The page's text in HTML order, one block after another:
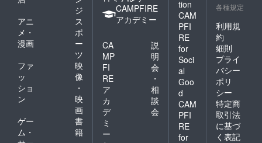
らせい
す。
（視聴
期限：
各イベ
ント終
了から1
年間）
※レポー
トは6月
頃のお
渡しと
なりま
すが、
で、予
承くだ
さい。
※お茶会
は除き
ます。
ジ
アニ
メ・
漫画
ス
ポ
ー
ツ
ファ
ッ
ショ
ン
映
像
・
映
画
ゲー
ム・
書
籍
CAMPFIRE
アカデミー
CA
MP
FI
RE
ア
カ
デ
ミ
ー
説
明
会
・
相
談
会
tion
CAM
PFI
RE
for
Soci
al
Goo
d
CAM
PFI
RE
for
各種規定
利用規
約
細則
プライ
バシー
ポリ
シー
特定商
取引法
に基づ
く表記